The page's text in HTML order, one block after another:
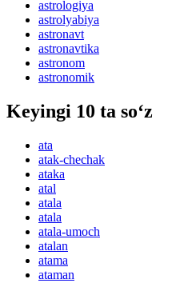
astrologiya
astrolyabiya
astronavt
astronavtika
astronom
astronomik
Keyingi 10 ta so‘z
ata
atak-chechak
ataka
atal
atala
atala
atala-umoch
atalan
atama
ataman